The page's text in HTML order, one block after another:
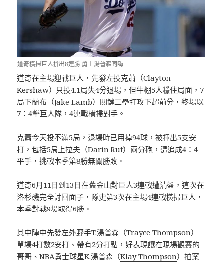
道奇橫掃巨人拚出8連勝 勇士湯普森同嗨
道奇在主場迎戰巨人，先發左投克蕭（Clayton
Kershaw）只投4.1局失4分退場，但牛棚5人穩住局面，7
局下蘭布（Jake Lamb）關鍵二壘打攻下超前分，終場以
7：4擊巨人隊，4連戰橫掃對手。
克蕭今天投不滿5局，退場時已用掉94球，被揮出5支安
打，包括5局上拉夫（Darin Ruf）兩分砲，遭追成4：4
平手，挑戰本季第8勝無關勝敗。
道奇6月11日到13日在舊金山對巨人3連戰遭清盤，這次在
洛杉磯完全討回面子，隊史第3次在主場4連戰橫掃巨人，
本季對戰9場取得6勝。
其中陣中先發左外野手T.湯普森（Trayce Thompson）
單場4打數2安打、帶有2分打點，好表現讓在現場觀賽的
哥哥、NBA勇士球星K.湯普森（Klay Thompson）拍案